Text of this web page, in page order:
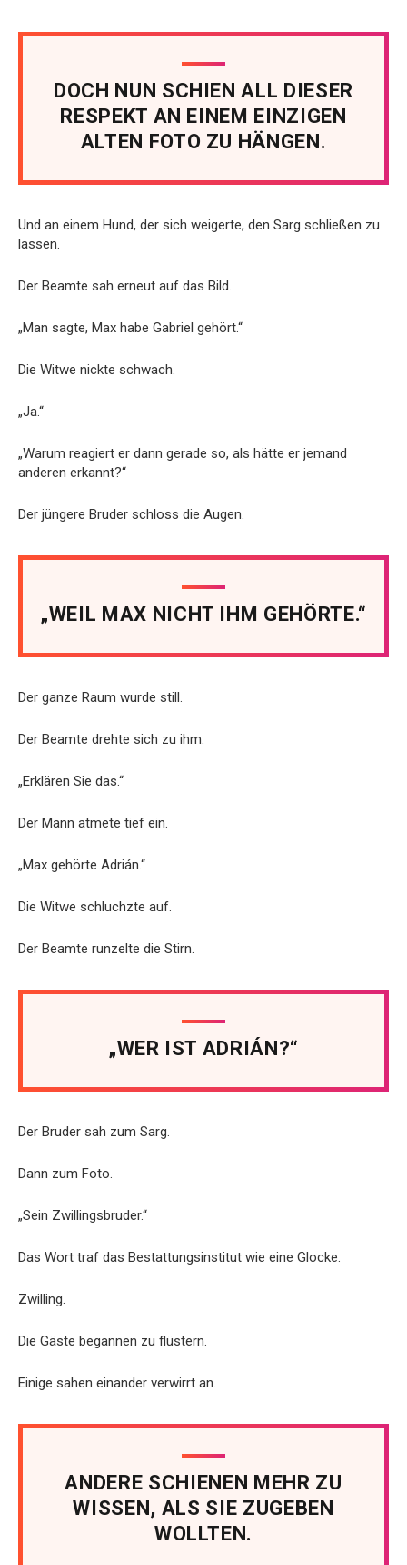
DOCH NUN SCHIEN ALL DIESER
RESPEKT AN EINEM EINZIGEN
ALTEN FOTO ZU HÄNGEN.
Und an einem Hund, der sich weigerte, den Sarg schließen zu
lassen.
Der Beamte sah erneut auf das Bild.
„Man sagte, Max habe Gabriel gehört.“
Die Witwe nickte schwach.
„Ja.“
„Warum reagiert er dann gerade so, als hätte er jemand
anderen erkannt?“
Der jüngere Bruder schloss die Augen.
„WEIL MAX NICHT IHM GEHÖRTE.“
Der ganze Raum wurde still.
Der Beamte drehte sich zu ihm.
„Erklären Sie das.“
Der Mann atmete tief ein.
„Max gehörte Adrián.“
Die Witwe schluchzte auf.
Der Beamte runzelte die Stirn.
„WER IST ADRIÁN?“
Der Bruder sah zum Sarg.
Dann zum Foto.
„Sein Zwillingsbruder.“
Das Wort traf das Bestattungsinstitut wie eine Glocke.
Zwilling.
Die Gäste begannen zu flüstern.
Einige sahen einander verwirrt an.
ANDERE SCHIENEN MEHR ZU
WISSEN, ALS SIE ZUGEBEN
WOLLTEN.